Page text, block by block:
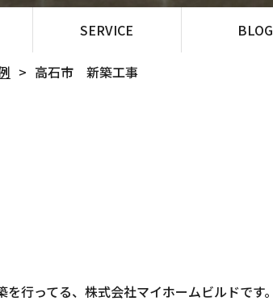
SERVICE BLOG
高石市 新築工事
行ってる、株式会社マイホームビルドです。